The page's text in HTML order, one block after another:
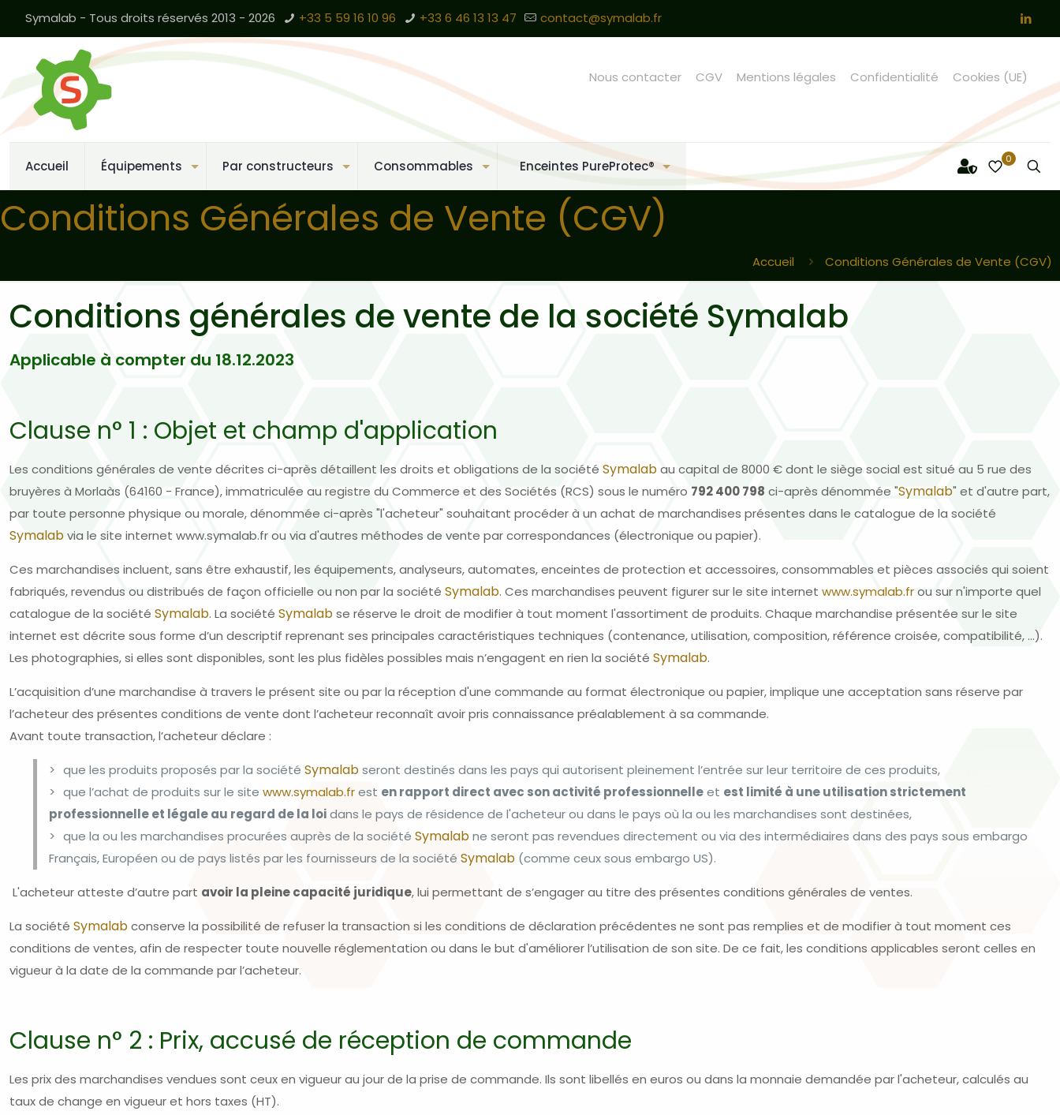
Symalab - Tous droits réservés 2013 - 2026 +33 5 59 16 10 96 +33 6 46 13 13 47 contact@symalab.fr
Accueil Équipements Par constructeurs Consommables Enceintes PureProtec®
Nous contacter CGV Mentions légales Confidentialité Cookies (UE)
0
Conditions Générales de Vente (CGV)
Accueil Conditions Générales de Vente (CGV)
Conditions générales de vente de la société Symalab
Applicable à compter du 18.12.2023
Clause n° 1 : Objet et champ d'application
Les conditions générales de vente décrites ci-après détaillent les droits et obligations de la société Symalabau capital de 8000 € dont le siège social est situé au 5 rue des
bruyères à Morlaàs (64160 - France), immatriculée au registre du Commerce et des Sociétés (RCS) sous le numéro 792 400 798 ci-après dénommée "Symalab" et d'autre part,
par toute personne physique ou morale, dénommée ci-après "l'acheteur" souhaitant procéder à un achat de marchandises présentes dans le catalogue de la société
Symalabvia le site internet www.symalab.fr ou via d'autres méthodes de vente par correspondances (électronique ou papier).
Ces marchandises incluent, sans être exhaustif, les équipements, analyseurs, automates, enceintes de protection et accessoires, consommables et pièces associés qui soient
fabriqués, revendus ou distribués de façon officielle ou non par la société Symalab. Ces marchandises peuvent figurer sur le site internet www.symalab.frou sur n'importe quel
catalogue de la société Symalab. La société Symalabse réserve le droit de modifier à tout moment l'assortiment de produits. Chaque marchandise présentée sur le site
internet est décrite sous forme d’un descriptif reprenant ses principales caractéristiques techniques (contenance, utilisation, composition, référence croisée, compatibilité, …).
Les photographies, si elles sont disponibles, sont les plus fidèles possibles mais n’engagent en rien la société Symalab.
L’acquisition d’une marchandise à travers le présent site ou par la réception d'une commande au format électronique ou papier, implique une acceptation sans réserve par
l’acheteur des présentes conditions de vente dont l’acheteur reconnaît avoir pris connaissance préalablement à sa commande.
Avant toute transaction, l’acheteur déclare :
que les produits proposés par la société Symalabseront destinés dans les pays qui autorisent pleinement l’entrée sur leur territoire de ces produits,
que l’achat de produits sur le site www.symalab.frest en rapport direct avec son activité professionnelleet est limité à une utilisation strictement
professionnelle et légale au regard de la loidans le pays de résidence de l'acheteur ou dans le pays où la ou les marchandises sont destinées,
que la ou les marchandises procurées auprès de la société Symalabne seront pas revendues directement ou via des intermédiaires dans des pays sous embargo
Français, Européen ou de pays listés par les fournisseurs de la société Symalab (comme ceux sous embargo US).
L'acheteur atteste d’autre part avoir la pleine capacité juridique, lui permettant de s’engager au titre des présentes conditions générales de ventes.
La société Symalabconserve la possibilité de refuser la transaction si les conditions de déclaration précédentes ne sont pas remplies et de modifier à tout moment ces
conditions de ventes, afin de respecter toute nouvelle réglementation ou dans le but d'améliorer l’utilisation de son site. De ce fait, les conditions applicables seront celles en
vigueur à la date de la commande par l’acheteur.
Clause n° 2 : Prix, accusé de réception de commande
Les prix des marchandises vendues sont ceux en vigueur au jour de la prise de commande. Ils sont libellés en euros ou dans la monnaie demandée par l'acheteur, calculés au
taux de change en vigueur et hors taxes (HT).